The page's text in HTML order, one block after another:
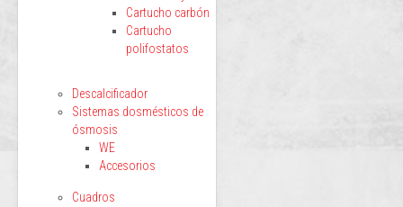
Cartucho carbón
Cartucho
polifostatos
Descalcificador
Sistemas dosmésticos de
ósmosis
WE
Accesorios
Cuadros